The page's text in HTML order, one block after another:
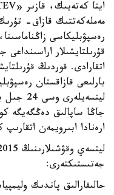
مەملەكەتتىك قازاق-
رەسپۋبليكاسى
قۇرىلتايشىلار
اتقارادى. قوردىڭ
بارلىعى قازاقستان
جاڭا ساپالىق دەڭگەيگە
ارەنادا ابىرويمەن
جەتىستىكتەرى:
حالىقارالىق پاندىك